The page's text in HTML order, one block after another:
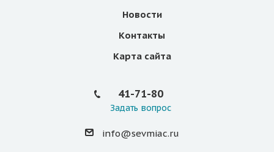
Новости
Контакты
Карта сайта
41-71-80
Задать вопрос
info@sevmiac.ru